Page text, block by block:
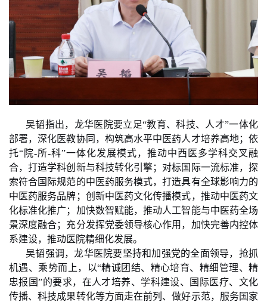
吴韬指出，龙华医院要立足“教育、科技、人才”一体化
部署，深化医教协同，构筑高水平中医药人才培养高地；依
托“院-所-科”一体化发展模式，推动中西医多学科交叉融
合，打造学科创新与科技转化引擎；对标国际一流标准，探
索符合国际规范的中医药服务模式，打造具有全球影响力的
中医药服务品牌；创新中医药文化传播模式，推动中医药文
化标准化推广；加快数智赋能，推动人工智能与中医药全场
景深度融合；充分发挥党委领导核心作用，加快完善内控体
系建设，推动医院精细化发展。
吴韬强调，龙华医院要坚持和加强党的全面领导，抢抓
机遇、乘势而上，以“精诚团结、精心培育、精细管理、精
忠报国”的要求，在人才培养、学科建设、国际医疗、文化
传播、科技成果转化等方面走在前列、做好示范，服务国家